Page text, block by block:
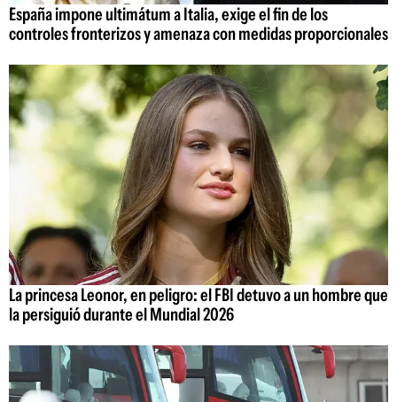
España impone ultimátum a Italia, exige el fin de los
controles fronterizos y amenaza con medidas proporcionales
La princesa Leonor, en peligro: el FBI detuvo a un hombre que
la persiguió durante el Mundial 2026